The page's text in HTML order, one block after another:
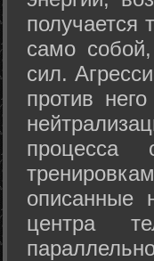
получается
само
сил.
против
процесса
описанные
центра